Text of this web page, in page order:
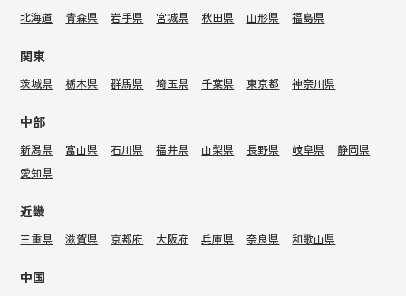
北海道 青森県 岩手県 宮城県 秋田県 山形県 福島県
関東
茨城県 栃木県 群馬県 埼玉県 千葉県 東京都 神奈川県
中部
新潟県 富山県 石川県 福井県 山梨県 長野県 岐阜県
静岡県
愛知県
近畿
三重県 滋賀県 京都府 大阪府 兵庫県 奈良県 和歌山県
中国